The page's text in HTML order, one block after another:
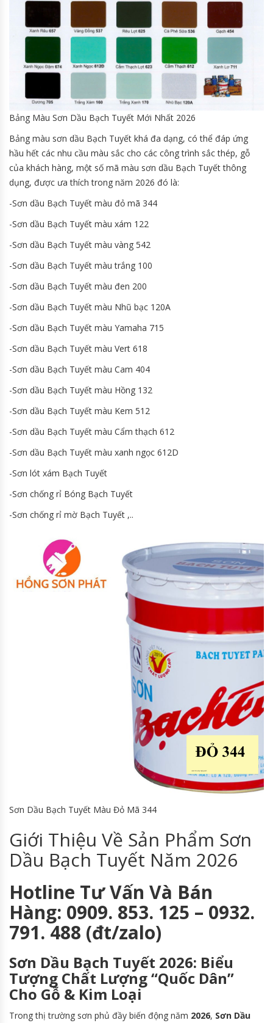
Bảng Màu Sơn Dầu Bạch Tuyết Mới Nhất 2026
Bảng màu sơn dầu Bạch Tuyết khá đa dạng, có thể đáp ứng
hầu hết các nhu cầu màu sắc cho các công trình sắc thép, gỗ
của khách hàng, một số mã màu sơn dầu Bạch Tuyết thông
dụng, được ưa thích trong năm 2026 đó là:
-Sơn dầu Bạch Tuyết màu đỏ mã 344
-Sơn dầu Bạch Tuyết màu xám 122
-Sơn dầu Bạch Tuyết màu vàng 542
-Sơn dầu Bạch Tuyết màu trắng 100
-Sơn dầu Bạch Tuyết màu đen 200
-Sơn dầu Bạch Tuyết màu Nhũ bạc 120A
-Sơn dầu Bạch Tuyết màu Yamaha 715
-Sơn dầu Bạch Tuyết màu Vert 618
-Sơn dầu Bạch Tuyết màu Cam 404
-Sơn dầu Bạch Tuyết màu Hồng 132
-Sơn dầu Bạch Tuyết màu Kem 512
-Sơn dầu Bạch Tuyết màu Cẩm thạch 612
-Sơn dầu Bạch Tuyết màu xanh ngọc 612D
-Sơn lót xám Bạch Tuyết
-Sơn chống rỉ Bóng Bạch Tuyết
-Sơn chống rỉ mờ Bạch Tuyết ,..
Sơn Dầu Bạch Tuyết Màu Đỏ Mã 344
Giới Thiệu Về Sản Phẩm Sơn
Dầu Bạch Tuyết Năm 2026
Hotline Tư Vấn Và Bán
Hàng: 0909. 853. 125 – 0932.
791. 488 (đt/zalo)
Sơn Dầu Bạch Tuyết 2026: Biểu
Tượng Chất Lượng “Quốc Dân”
Cho Gỗ & Kim Loại
Trong thị trường sơn phủ đầy biến động năm 2026, Sơn Dầu